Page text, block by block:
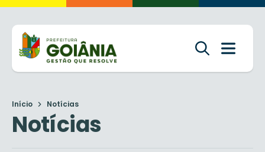
Início Notícias
Notícias